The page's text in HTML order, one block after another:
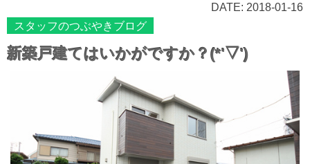
DATE: 2018-01-16
スタッフのつぶやきブログ
新築戸建てはいかがですか？(*'▽')